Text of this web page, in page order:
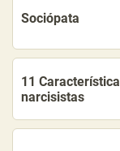
Sociópata
11
narcisistas